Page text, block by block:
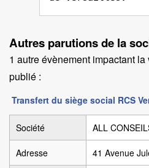
Autres parutions de la
1 autre évènement impactant
publié :
Transfert du siège social RCS
Société ALL
Adresse 41 Avenue